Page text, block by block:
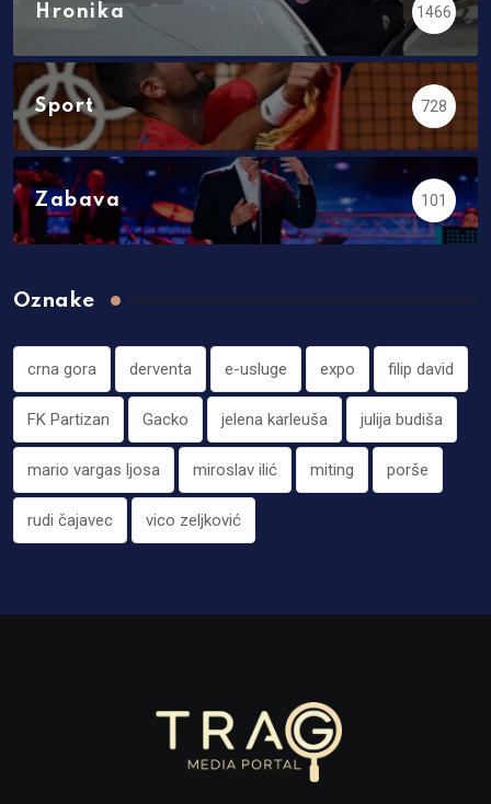
Hronika 1466
Sport 728
Zabava 101
Oznake
crna gora derventa e-usluge expo filip david
FK Partizan Gacko jelena karleuša julija budiša
mario vargas ljosa miroslav ilić miting porše
rudi čajavec vico zeljković